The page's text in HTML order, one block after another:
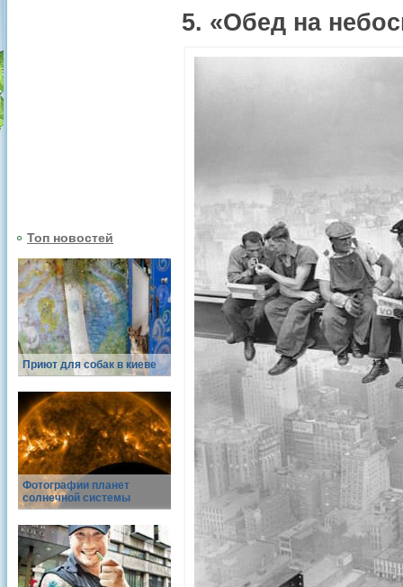
Топ новостей
Приют для собак в киеве
Фотографии планет
солнечной системы
5. «Обед на